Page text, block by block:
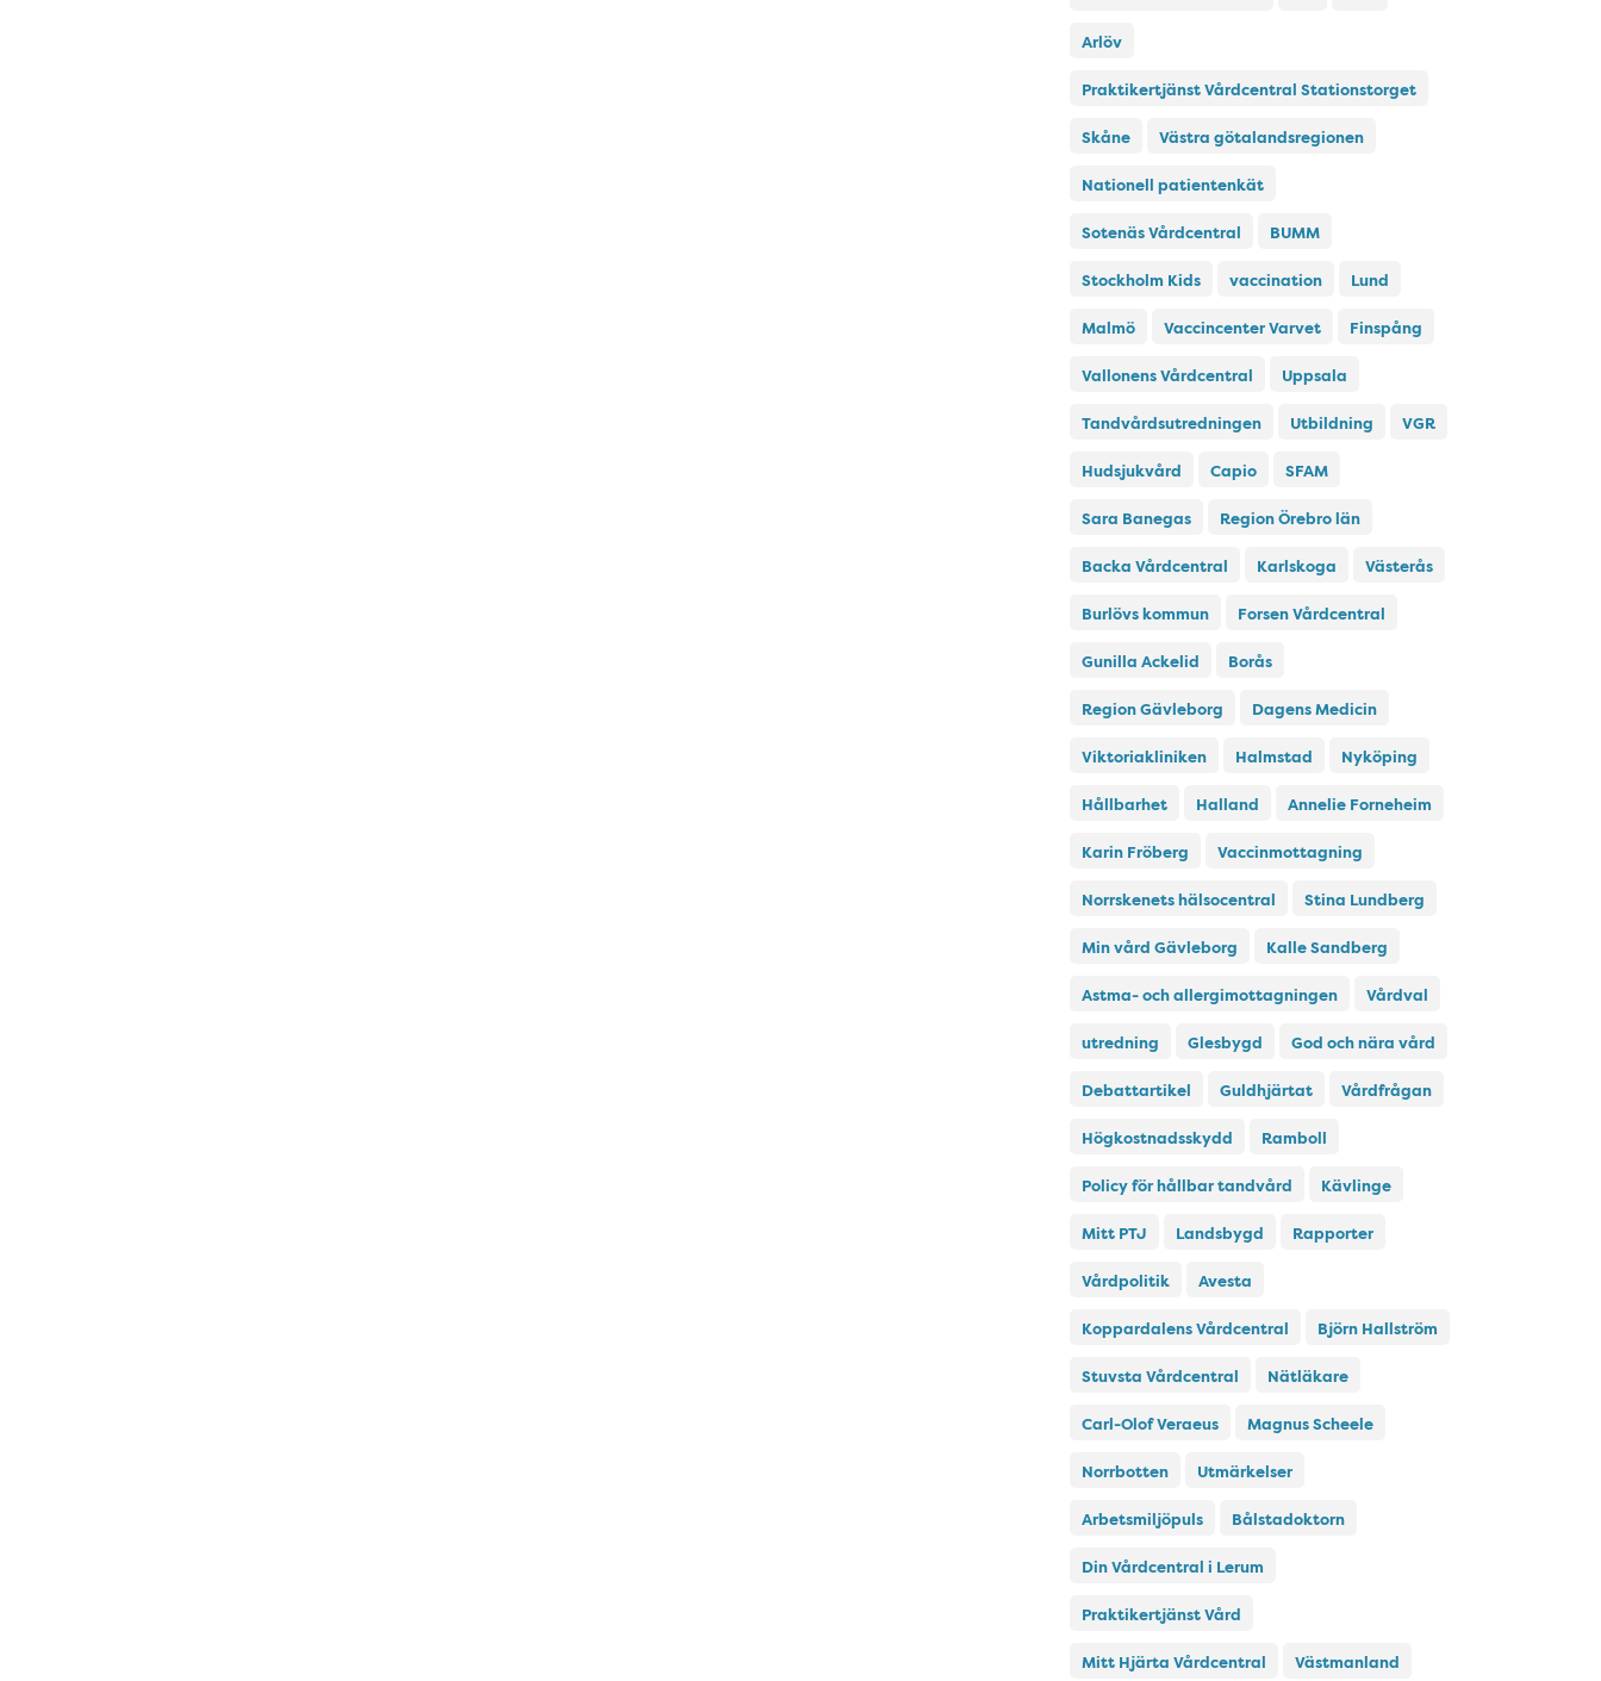
Arlöv
Praktikertjänst Vårdcentral Stationstorget
Skåne Västra götalandsregionen
Nationell patientenkät
Sotenäs Vårdcentral BUMM
Stockholm Kids vaccination Lund
Malmö Vaccincenter Varvet Finspång
Vallonens Vårdcentral Uppsala
Tandvårdsutredningen Utbildning VGR
Hudsjukvård Capio SFAM
Sara Banegas Region Örebro län
Backa Vårdcentral Karlskoga Västerås
Burlövs kommun Forsen Vårdcentral
Gunilla Ackelid Borås
Region Gävleborg Dagens Medicin
Viktoriakliniken Halmstad Nyköping
Hållbarhet Halland Annelie Forneheim
Karin Fröberg Vaccinmottagning
Norrskenets hälsocentral Stina Lundberg
Min vård Gävleborg Kalle Sandberg
Astma- och allergimottagningen Vårdval
utredning Glesbygd God och nära vård
Debattartikel Guldhjärtat Vårdfrågan
Högkostnadsskydd Ramboll
Policy för hållbar tandvård Kävlinge
Mitt PTJ Landsbygd Rapporter
Vårdpolitik Avesta
Koppardalens Vårdcentral Björn Hallström
Stuvsta Vårdcentral Nätläkare
Carl-Olof Veraeus Magnus Scheele
Norrbotten Utmärkelser
Arbetsmiljöpuls Bålstadoktorn
Din Vårdcentral i Lerum
Praktikertjänst Vård
Mitt Hjärta Vårdcentral Västmanland